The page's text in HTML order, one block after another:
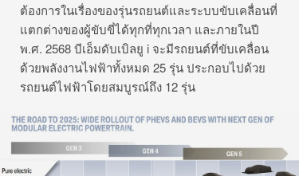
ต้องการในเรื่องของรุ่นรถยนต์และระบบขับเคลื่อนที่
แตกต่างของผู้ขับขี่ได้ทุกที่ทุกเวลา และภายในปี
พ.ศ. 2568 บีเอ็มดับเบิลยู i จะมีรถยนต์ที่ขับเคลื่อน
ด้วยพลังงานไฟฟ้าทั้งหมด 25 รุ่น ประกอบไปด้วย
รถยนต์ไฟฟ้าโดยสมบูรณ์ถึง 12 รุ่น